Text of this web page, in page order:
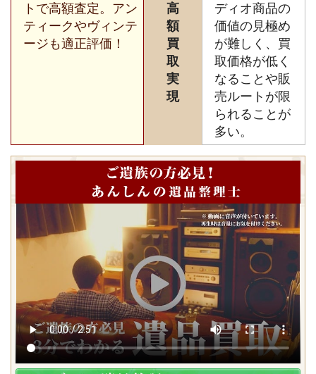
トで高額査定。アン
ティークやヴィンテ
ージも適正評価！
高
額
買
取
実
現
ディオ商品の
価値の見極め
が難しく、買
取価格が低く
なることや販
売ルートが限
られることが
多い。